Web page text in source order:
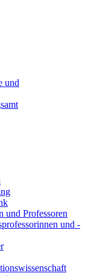
und
und Professoren
und -